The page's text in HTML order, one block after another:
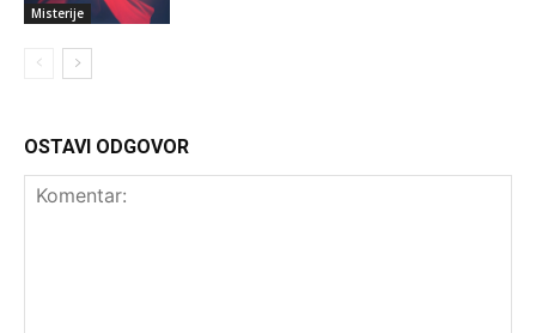
Misterije
OSTAVI ODGOVOR